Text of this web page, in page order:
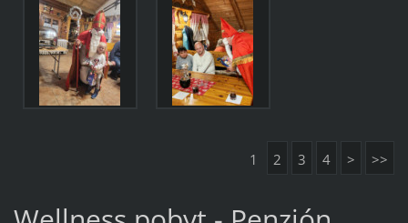
1 2 3 4 > >>